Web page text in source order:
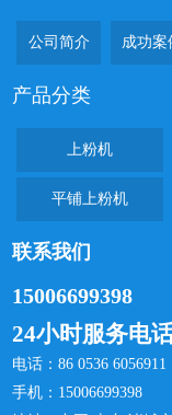
公司简介 成功案
产品分类
上粉机
平铺上粉机
联系我们
15006699398
24小时服务电
电话：86 0536 6056911
手机：15006699398